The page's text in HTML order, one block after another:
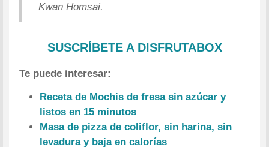
Kwan Homsai.
SUSCRÍBETE A DISFRUTABOX
Te puede interesar:
Receta de Mochis de fresa sin azúcar y
listos en 15 minutos
Masa de pizza de coliflor, sin harina, sin
levadura y baja en calorías